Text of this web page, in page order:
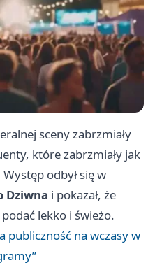
sceny zabrzmiały
które zabrzmiały jak
odbył się w
Dziwna i pokazał, że
lekko i świeżo.
publiczność na wczasy w